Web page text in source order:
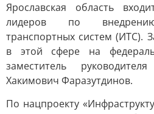
Ярославская область
лидеров по внедрению
транспортных систем (ИТС).
в этой сфере на
заместитель
Хакимович Фаразутдинов.
По нацпроекту